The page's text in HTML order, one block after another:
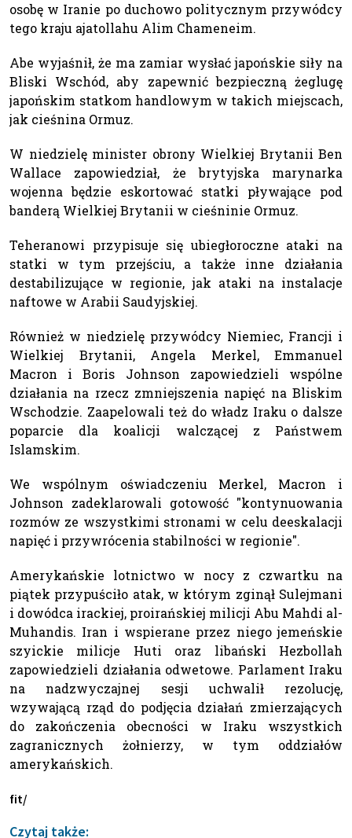
osobę w Iranie po duchowo politycznym przywódcy
tego kraju ajatollahu Alim Chameneim.
Abe wyjaśnił, że ma zamiar wysłać japońskie siły na
Bliski Wschód, aby zapewnić bezpieczną żeglugę
japońskim statkom handlowym w takich miejscach,
jak cieśnina Ormuz.
W niedzielę minister obrony Wielkiej Brytanii Ben
Wallace zapowiedział, że brytyjska marynarka
wojenna będzie eskortować statki pływające pod
banderą Wielkiej Brytanii w cieśninie Ormuz.
Teheranowi przypisuje się ubiegłoroczne ataki na
statki w tym przejściu, a także inne działania
destabilizujące w regionie, jak ataki na instalacje
naftowe w Arabii Saudyjskiej.
Również w niedzielę przywódcy Niemiec, Francji i
Wielkiej Brytanii, Angela Merkel, Emmanuel
Macron i Boris Johnson zapowiedzieli wspólne
działania na rzecz zmniejszenia napięć na Bliskim
Wschodzie. Zaapelowali też do władz Iraku o dalsze
poparcie dla koalicji walczącej z Państwem
Islamskim.
We wspólnym oświadczeniu Merkel, Macron i
Johnson zadeklarowali gotowość "kontynuowania
rozmów ze wszystkimi stronami w celu deeskalacji
napięć i przywrócenia stabilności w regionie".
Amerykańskie lotnictwo w nocy z czwartku na
piątek przypuściło atak, w którym zginął Sulejmani
i dowódca irackiej, proirańskiej milicji Abu Mahdi al-
Muhandis. Iran i wspierane przez niego jemeńskie
szyickie milicje Huti oraz libański Hezbollah
zapowiedzieli działania odwetowe. Parlament Iraku
na nadzwyczajnej sesji uchwalił rezolucję,
wzywającą rząd do podjęcia działań zmierzających
do zakończenia obecności w Iraku wszystkich
zagranicznych żołnierzy, w tym oddziałów
amerykańskich.
fit/
Czytaj także: